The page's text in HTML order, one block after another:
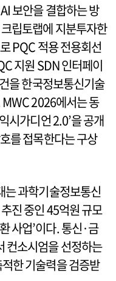
보안을 결합하는 방
립토랩에 지분투자한
PQC 적용 전용회선
지원 SDN 인터페이
을 한국정보통신기술
2026에서는 동
시가디언 2.0’을 공개
를 접목한다는 구상
는 과학기술정보통신
진 중인 45억원 규모
사업’이다. 통신·금
컨소시엄을 선정하는
한 기술력을 검증받